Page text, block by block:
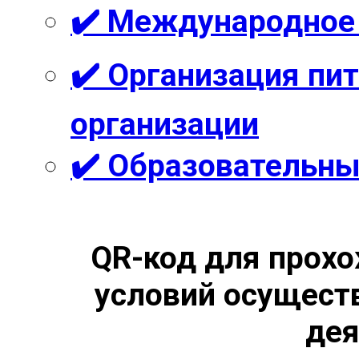
✔️ Международное
✔️ Организация
организации
✔️
QR-код для
условий